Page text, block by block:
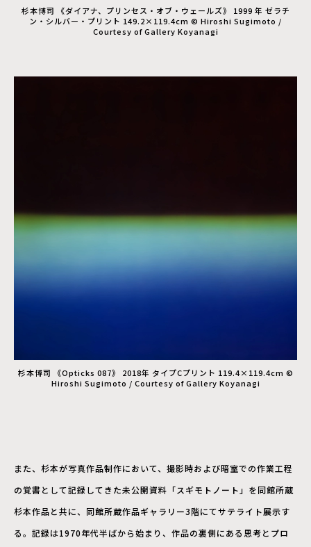
杉本博司 《ダイアナ、プリンセス・オブ・ウェールズ》 1999 年 ゼラチ
ン・シルバー・プリント 149.2×119.4cm © Hiroshi Sugimoto /
Courtesy of Gallery Koyanagi
杉本博司 《Opticks 087》 2018年 タイプCプリント 119.4×119.4cm ©
Hiroshi Sugimoto / Courtesy of Gallery Koyanagi
また、杉本が写真作品制作において、撮影時および暗室での作業工程
の覚書として記録してきた未公開資料「スギモトノート」を同館所蔵
杉本作品と共に、同館所蔵作品ギャラリー3階にてサテライト展示す
る。記録は1970年代半ばから始まり、作品の裏側にある思考とプロ